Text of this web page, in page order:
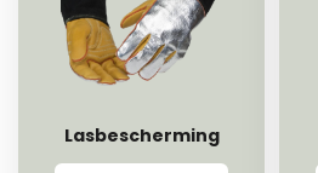
Lasbescherming